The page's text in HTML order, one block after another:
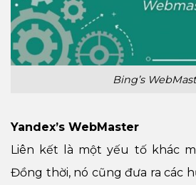
Bing’s
Yandex’s WebMaster
Liên kết là một yếu tố khác
Đồng thời, nó cũng đưa ra các